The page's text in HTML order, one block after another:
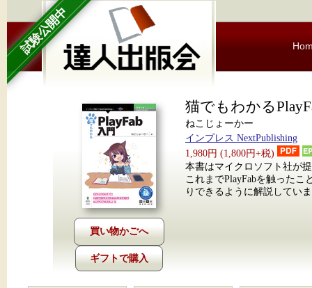
試験公開中
ギフトで購入
猫でもわかる
ねこじょーかー
インプレス NextPublishing
1,980円 (1,800円+税)
本書はマイクロソフト社が
これまでPlayFabを触った
りできるように解説してい